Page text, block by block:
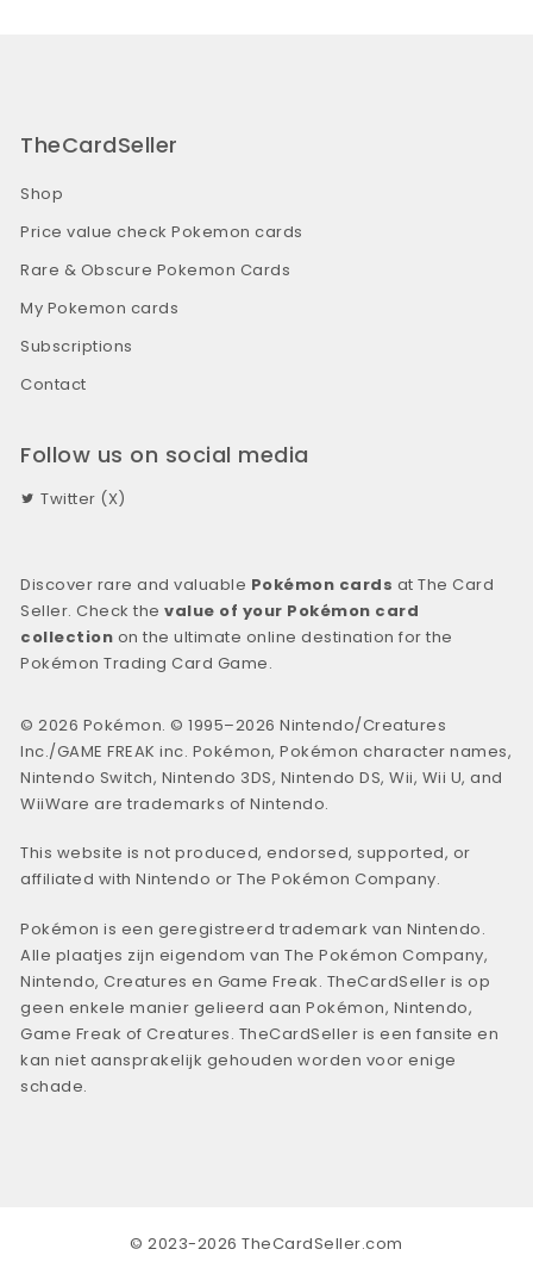
TheCardSeller
Shop
Price value check Pokemon cards
Rare & Obscure Pokemon Cards
My Pokemon cards
Subscriptions
Contact
Follow us on social media
Twitter (X)
Discover rare and valuable Pokémon cards at The Card
Seller. Check thevalue of your Pokémon card
collection on the ultimate online destination for the
Pokémon Trading Card Game.
© 2026 Pokémon. © 1995–2026 Nintendo/Creatures
Inc./GAME FREAK inc. Pokémon, Pokémon character names,
Nintendo Switch, Nintendo 3DS, Nintendo DS, Wii, Wii U, and
WiiWare are trademarks of Nintendo.
This website is not produced, endorsed, supported, or
affiliated with Nintendo or The Pokémon Company.
Pokémon is een geregistreerd trademark van Nintendo.
Alle plaatjes zijn eigendom van The Pokémon Company,
Nintendo, Creatures en Game Freak. TheCardSeller is op
geen enkele manier gelieerd aan Pokémon, Nintendo,
Game Freak of Creatures. TheCardSeller is een fansite en
kan niet aansprakelijk gehouden worden voor enige
schade.
© 2023-2026 TheCardSeller.com